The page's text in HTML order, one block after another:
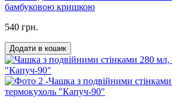
бамбуковою кришкою
540 грн.
Додати в кошик